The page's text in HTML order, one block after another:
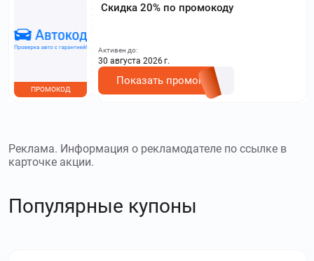
Скидка 20% по промокоду
ПРОМОКОД
Активен до:
30 августа 2026 г.
Показать промокод
Реклама. Информация о рекламодателе по ссылке в
карточке акции.
Популярные купоны